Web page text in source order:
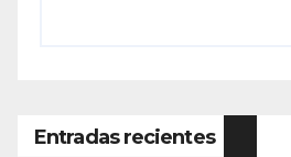
Entradas recientes